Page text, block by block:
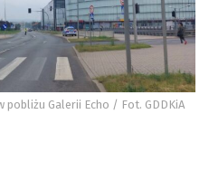
pobliżu Galerii Echo / Fot. GDDKiA